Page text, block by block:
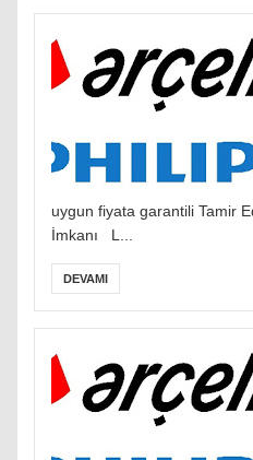
uygun fiyata garantili Tamir
İmkanı L...
DEVAMI